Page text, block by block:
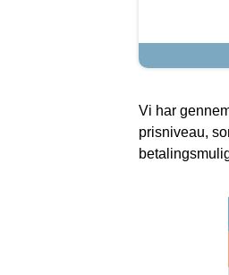
Vi har
prisniveau,